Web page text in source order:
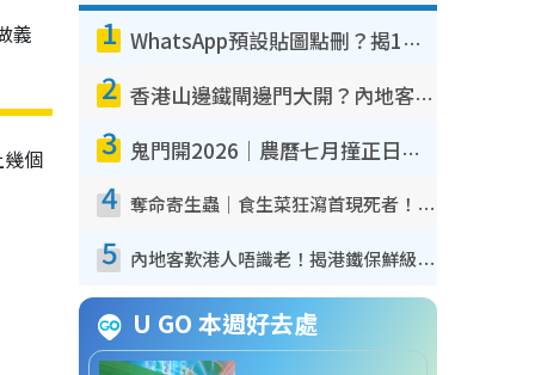
義
個
1 WhatsApp預設貼圖點刪？揭1招「反向操作」還原簡潔介面 附3步實測教學
2 香港山邊鐵閘邊門大開？內地客困惑意義何在！網民神回覆：呢種叫法理性防禦
3 鬼門開2026｜農曆七月撞正日全食特別邪？專家警告切忌做一事！揭4大禁忌+2招保平安
4 奪命寄生蟲｜食生菜狂瀉首現死者！疫潮惡化錄1.8萬宗病例 揭洗菜3大謬誤
5 內地客歎港人唔識老！揭港鐵保鮮級冷氣 港人求放過：咪投訴
U GO 本週好去處